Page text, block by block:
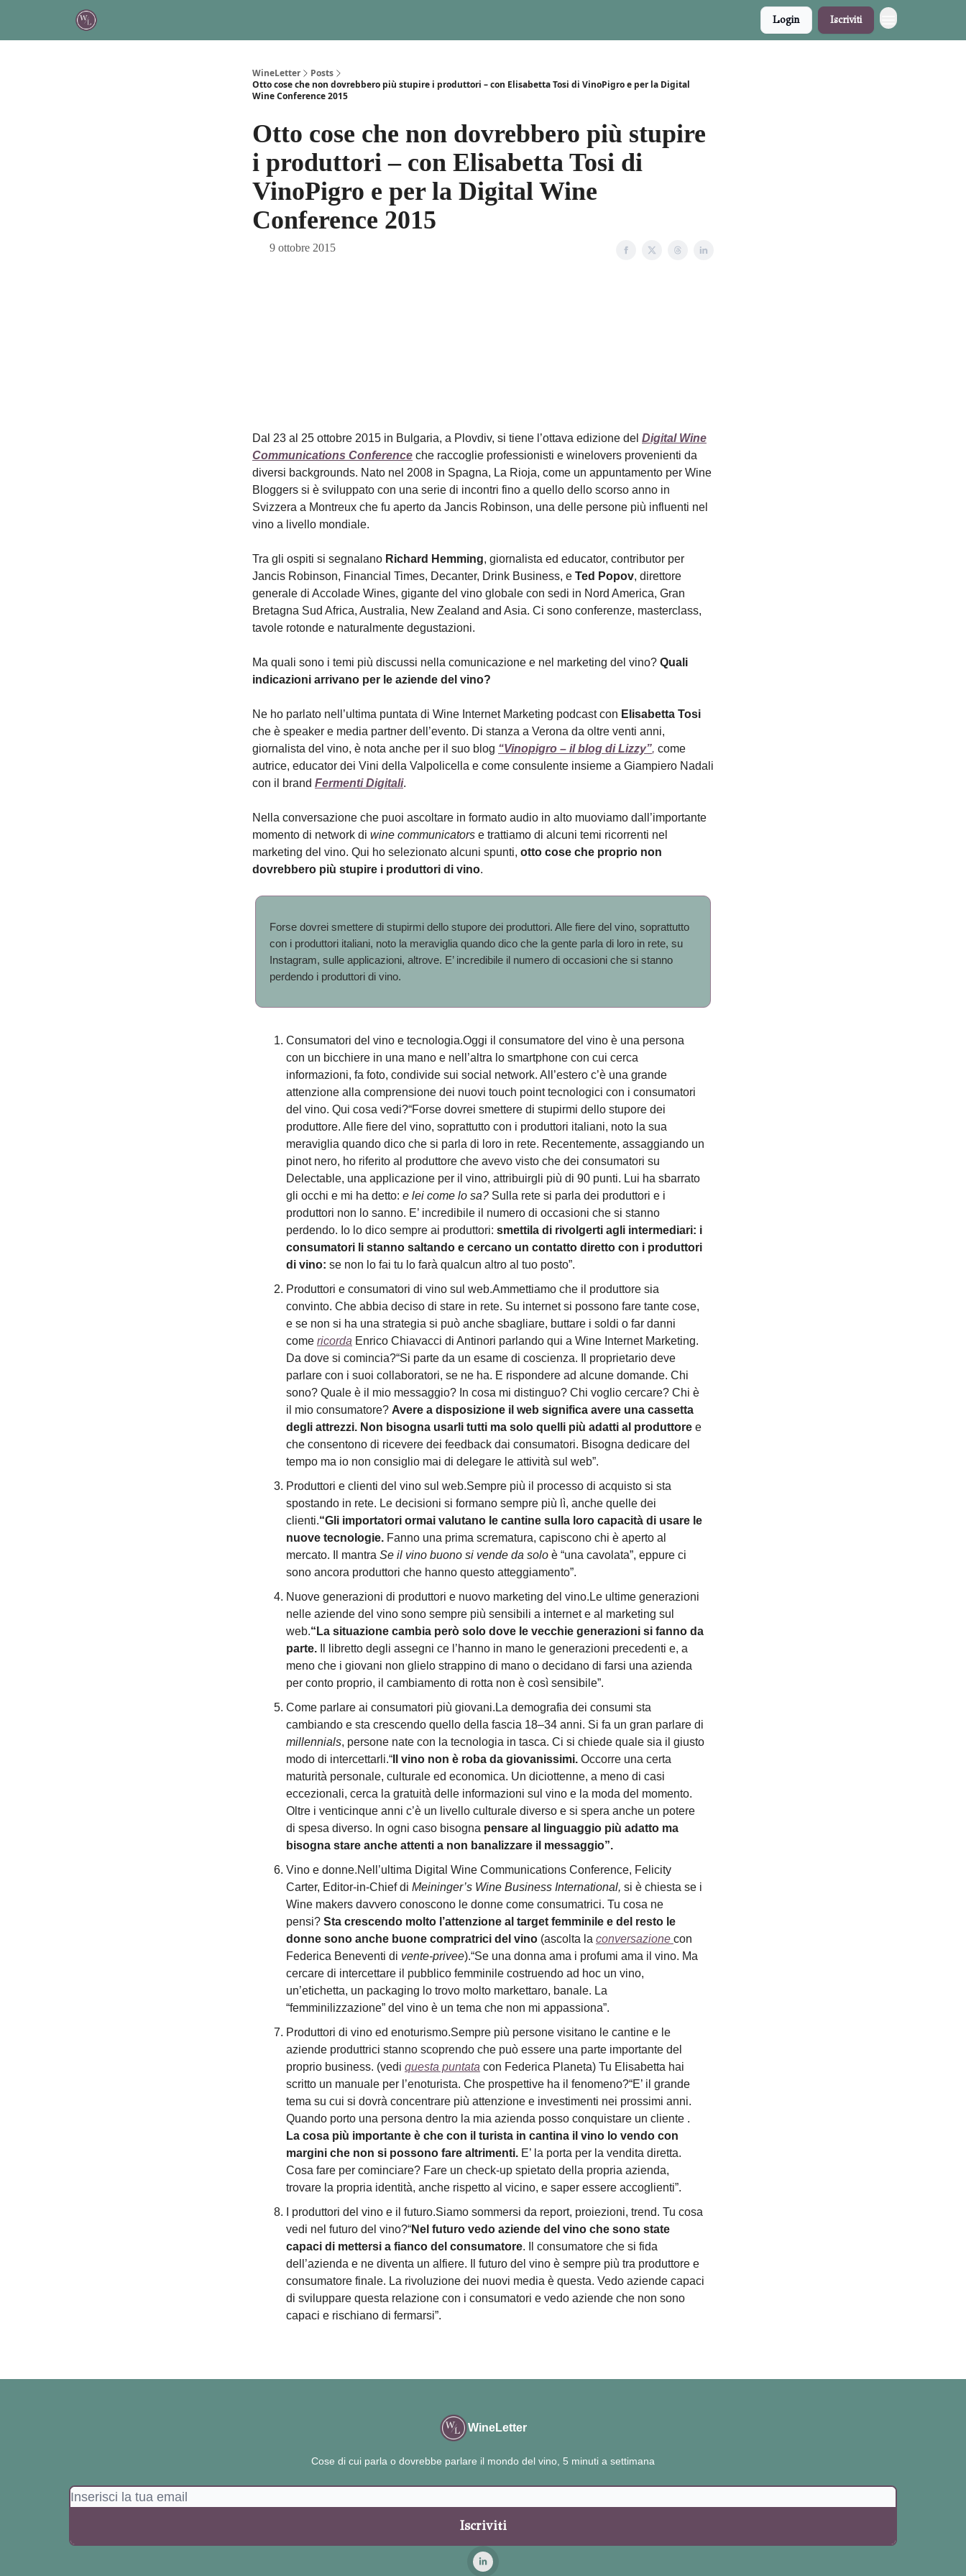
Login Iscriviti
WineLetter
Posts
Otto cose che non dovrebbero più stupire i produttori – con Elisabetta Tosi di VinoPigro e per la Digital
Wine Conference 2015
Otto cose che non dovrebbero più stupire
i produttori – con Elisabetta Tosi di
VinoPigro e per la Digital Wine
Conference 2015
9 ottobre 2015
Dal 23 al 25 ottobre 2015 in Bulgaria, a Plovdiv, si tiene l’ottava edizione del Digital Wine
Communications Conference che raccoglie professionisti e winelovers provenienti da
diversi backgrounds. Nato nel 2008 in Spagna, La Rioja, come un appuntamento per Wine
Bloggers si è sviluppato con una serie di incontri fino a quello dello scorso anno in
Svizzera a Montreux che fu aperto da Jancis Robinson, una delle persone più influenti nel
vino a livello mondiale.
Tra gli ospiti si segnalano Richard Hemming, giornalista ed educator, contributor per
Jancis Robinson, Financial Times, Decanter, Drink Business, e Ted Popov, direttore
generale di Accolade Wines, gigante del vino globale con sedi in Nord America, Gran
Bretagna Sud Africa, Australia, New Zealand and Asia. Ci sono conferenze, masterclass,
tavole rotonde e naturalmente degustazioni.
Ma quali sono i temi più discussi nella comunicazione e nel marketing del vino? Quali
indicazioni arrivano per le aziende del vino?
Ne ho parlato nell’ultima puntata di Wine Internet Marketing podcast con Elisabetta Tosi
che è speaker e media partner dell’evento. Di stanza a Verona da oltre venti anni,
giornalista del vino, è nota anche per il suo blog “Vinopigro – il blog di Lizzy”, come
autrice, educator dei Vini della Valpolicella e come consulente insieme a Giampiero Nadali
con il brand Fermenti Digitali.
Nella conversazione che puoi ascoltare in formato audio in alto muoviamo dall’importante
momento di network di wine communicators e trattiamo di alcuni temi ricorrenti nel
marketing del vino. Qui ho selezionato alcuni spunti, otto cose che proprio non
dovrebbero più stupire i produttori di vino.
Forse dovrei smettere di stupirmi dello stupore dei produttori. Alle fiere del vino, soprattutto
con i produttori italiani, noto la meraviglia quando dico che la gente parla di loro in rete, su
Instagram, sulle applicazioni, altrove. E’ incredibile il numero di occasioni che si stanno
perdendo i produttori di vino.
Consumatori del vino e tecnologia.Oggi il consumatore del vino è una persona
con un bicchiere in una mano e nell’altra lo smartphone con cui cerca
informazioni, fa foto, condivide sui social network. All’estero c’è una grande
attenzione alla comprensione dei nuovi touch point tecnologici con i consumatori
del vino. Qui cosa vedi?“Forse dovrei smettere di stupirmi dello stupore dei
produttore. Alle fiere del vino, soprattutto con i produttori italiani, noto la sua
meraviglia quando dico che si parla di loro in rete. Recentemente, assaggiando un
pinot nero, ho riferito al produttore che avevo visto che dei consumatori su
Delectable, una applicazione per il vino, attribuirgli più di 90 punti. Lui ha sbarrato
gli occhi e mi ha detto: e lei come lo sa? Sulla rete si parla dei produttori e i
produttori non lo sanno. E’ incredibile il numero di occasioni che si stanno
perdendo. Io lo dico sempre ai produttori: smettila di rivolgerti agli intermediari: i
consumatori li stanno saltando e cercano un contatto diretto con i produttori
di vino: se non lo fai tu lo farà qualcun altro al tuo posto”.
Produttori e consumatori di vino sul web.Ammettiamo che il produttore sia
convinto. Che abbia deciso di stare in rete. Su internet si possono fare tante cose,
e se non si ha una strategia si può anche sbagliare, buttare i soldi o far danni
come ricorda Enrico Chiavacci di Antinori parlando qui a Wine Internet Marketing.
Da dove si comincia?“Si parte da un esame di coscienza. Il proprietario deve
parlare con i suoi collaboratori, se ne ha. E rispondere ad alcune domande. Chi
sono? Quale è il mio messaggio? In cosa mi distinguo? Chi voglio cercare? Chi è
il mio consumatore? Avere a disposizione il web significa avere una cassetta
degli attrezzi. Non bisogna usarli tutti ma solo quelli più adatti al produttore e
che consentono di ricevere dei feedback dai consumatori. Bisogna dedicare del
tempo ma io non consiglio mai di delegare le attività sul web”.
Produttori e clienti del vino sul web.Sempre più il processo di acquisto si sta
spostando in rete. Le decisioni si formano sempre più lì, anche quelle dei
clienti.“Gli importatori ormai valutano le cantine sulla loro capacità di usare le
nuove tecnologie. Fanno una prima scrematura, capiscono chi è aperto al
mercato. Il mantra Se il vino buono si vende da solo è “una cavolata”, eppure ci
sono ancora produttori che hanno questo atteggiamento”.
Nuove generazioni di produttori e nuovo marketing del vino.Le ultime generazioni
nelle aziende del vino sono sempre più sensibili a internet e al marketing sul
web.“La situazione cambia però solo dove le vecchie generazioni si fanno da
parte. Il libretto degli assegni ce l’hanno in mano le generazioni precedenti e, a
meno che i giovani non glielo strappino di mano o decidano di farsi una azienda
per conto proprio, il cambiamento di rotta non è così sensibile”.
Come parlare ai consumatori più giovani.La demografia dei consumi sta
cambiando e sta crescendo quello della fascia 18–34 anni. Si fa un gran parlare di
millennials, persone nate con la tecnologia in tasca. Ci si chiede quale sia il giusto
modo di intercettarli.“ Il vino non è roba da giovanissimi. Occorre una certa
maturità personale, culturale ed economica. Un diciottenne, a meno di casi
eccezionali, cerca la gratuità delle informazioni sul vino e la moda del momento.
Oltre i venticinque anni c’è un livello culturale diverso e si spera anche un potere
di spesa diverso. In ogni caso bisogna pensare al linguaggio più adatto ma
bisogna stare anche attenti a non banalizzare il messaggio”.
Vino e donne.Nell’ultima Digital Wine Communications Conference, Felicity
Carter, Editor-in-Chief di Meininger’s Wine Business International, si è chiesta se i
Wine makers davvero conoscono le donne come consumatrici. Tu cosa ne
pensi? Sta crescendo molto l’attenzione al target femminile e del resto le
donne sono anche buone compratrici del vino (ascolta la conversazione con
Federica Beneventi di vente-privee).“Se una donna ama i profumi ama il vino. Ma
cercare di intercettare il pubblico femminile costruendo ad hoc un vino,
un’etichetta, un packaging lo trovo molto markettaro, banale. La
“femminilizzazione” del vino è un tema che non mi appassiona”.
Produttori di vino ed enoturismo.Sempre più persone visitano le cantine e le
aziende produttrici stanno scoprendo che può essere una parte importante del
proprio business. (vedi questa puntata con Federica Planeta) Tu Elisabetta hai
scritto un manuale per l’enoturista. Che prospettive ha il fenomeno?“E’ il grande
tema su cui si dovrà concentrare più attenzione e investimenti nei prossimi anni.
Quando porto una persona dentro la mia azienda posso conquistare un cliente .
La cosa più importante è che con il turista in cantina il vino lo vendo con
margini che non si possono fare altrimenti. E’ la porta per la vendita diretta.
Cosa fare per cominciare? Fare un check-up spietato della propria azienda,
trovare la propria identità, anche rispetto al vicino, e saper essere accoglienti”.
I produttori del vino e il futuro.Siamo sommersi da report, proiezioni, trend. Tu cosa
vedi nel futuro del vino?“Nel futuro vedo aziende del vino che sono state
capaci di mettersi a fianco del consumatore. Il consumatore che si fida
dell’azienda e ne diventa un alfiere. Il futuro del vino è sempre più tra produttore e
consumatore finale. La rivoluzione dei nuovi media è questa. Vedo aziende capaci
di sviluppare questa relazione con i consumatori e vedo aziende che non sono
capaci e rischiano di fermarsi”.
WineLetter
Cose di cui parla o dovrebbe parlare il mondo del vino, 5 minuti a settimana